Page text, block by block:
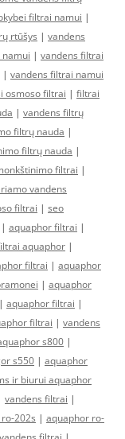
filtrai namui |
rtūšys | vandens
| vandens filtrai
| vandens filtrai namui
osmoso filtrai | filtrai
| vandens filtrų
filtrų nauda |
filtrų nauda |
filtrai |
vandens
filtrai | seo
| aquaphor filtrai |
aquaphor |
filtrai | aquaphor
| aquaphor
| aquaphor filtrai |
filtrai | vandens
s800 |
s550 | aquaphor
ir biurui aquaphor
vandens filtrai |
202s | aquaphor ro-